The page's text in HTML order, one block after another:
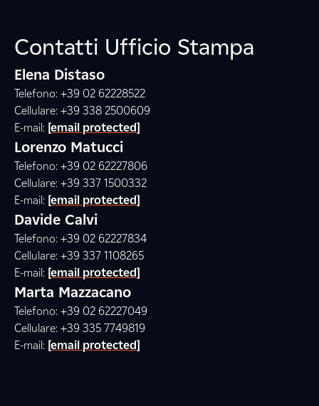
Contatti Ufficio Stampa
Elena Distaso
Telefono: +39 02 62228522
Cellulare: +39 338 2500609
E-mail: [email protected]
Lorenzo Matucci
Telefono: +39 02 62227806
Cellulare: +39 337 1500332
E-mail: [email protected]
Davide Calvi
Telefono: +39 02 62227834
Cellulare: +39 337 1108265
E-mail: [email protected]
Marta Mazzacano
Telefono: +39 02 62227049
Cellulare: +39 335 7749819
E-mail: [email protected]